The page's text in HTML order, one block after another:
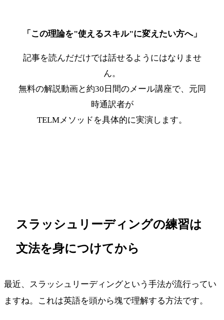
「この理論を"使えるスキル"に変えたい方へ」
記事を読んだだけでは話せるようにはなりませ
ん。
無料の解説動画と約30日間のメール講座で、元同
時通訳者が
TELMメソッドを具体的に実演します。
スラッシュリーディングの練習は
文法を身につけてから
最近、スラッシュリーディングという手法が流行ってい
ますね。これは英語を頭から塊で理解する方法です。